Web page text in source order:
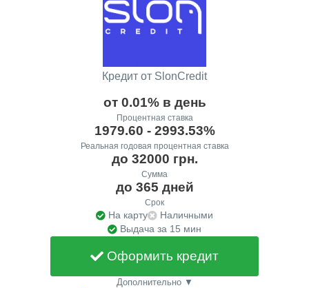
Кредит от SlonCredit
от 0.01% в день
Процентная ставка
1979.60 - 2993.53%
Реальная годовая процентная ставка
до 32000 грн.
Сумма
до 365 дней
Срок
На карту
Наличными
Выдача за 15 мин
Оформить кредит
Дополнительно ▼